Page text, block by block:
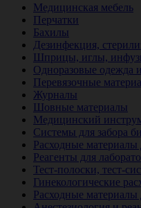
Медицинская мебель
Перчатки
Бахилы
Дезинфекция,
Шприцы, иглы,
Одноразовые одежда
Перевязочные
Журналы
Шовные материалы
Медицинский
Системы для забора
Расходные материалы
Реагенты для
Тест-полоски, тест-
Гинекологические
Расходные